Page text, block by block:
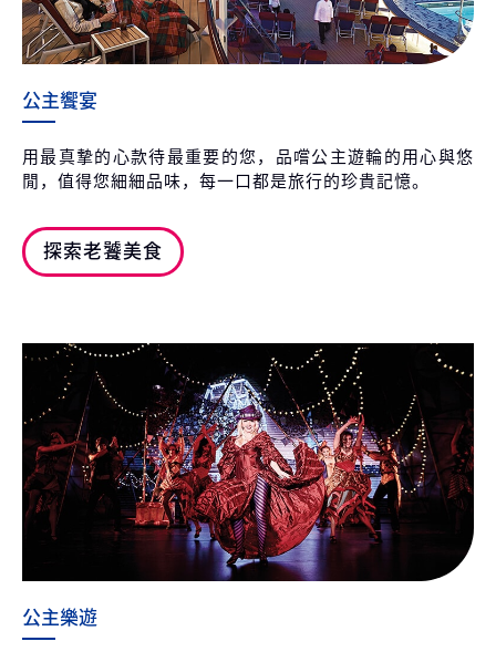
公主饗宴
用最真摯的心款待最重要的您，品嚐公主遊輪的用心與悠
閒，值得您細細品味，每一口都是旅行的珍貴記憶。
探索老饕美食
公主樂遊